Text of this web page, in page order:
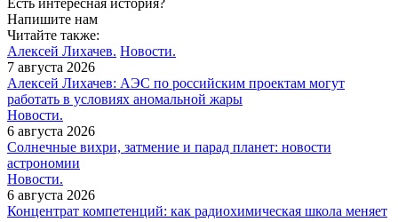
Есть интересная история?
Напишите нам
Читайте также:
Алексей Лихачев. Новости.
7 августа 2026
Алексей Лихачев: АЭС по российским проектам могут
работать в условиях аномальной жары
Новости.
6 августа 2026
Солнечные вихри, затмение и парад планет: новости
астрономии
Новости.
6 августа 2026
Концентрат компетенций: как радиохимическая школа меняет